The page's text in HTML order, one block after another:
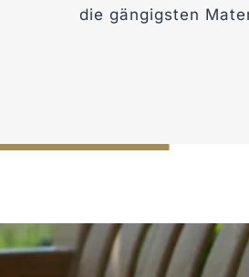
die gängigsten